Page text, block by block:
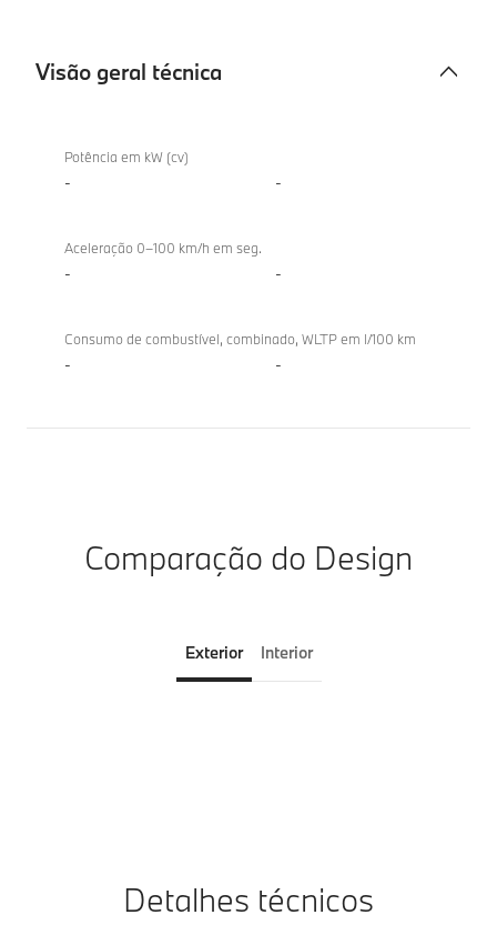
Visão geral técnica
geral
técnica
Potência em kW (cv)
- -
Aceleração 0–100 km/h em seg.
- -
Consumo de combustível, combinado, WLTP em l/100 km
- -
Comparação do Design
Exterior Interior
Detalhes técnicos